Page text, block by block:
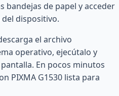
bandejas de papel y acceder
dispositivo.
el archivo
operativo, ejecútalo y
En pocos minutos
PIXMA G1530 lista para